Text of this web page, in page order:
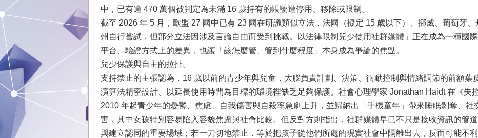
中，已有逾 470 萬個被判定為未滿 16 歲持有的帳號遭停用、移除或限制。
截至 2026 年 5 月，歐盟 27 國中已有 23 國在研議類似立法，法國（擬定 15 歲以下）、挪威、葡萄牙
州自行嘗試，但部分立法因涉及言論自由而受到挑戰。以法律限制兒少使用社群媒體」正在成為一種國
平台、驗證方式上的差異，也讓「該怎麼管、管到什麼程度」本身成為爭論的焦點。
兒少保護與自主的拉扯。
支持禁止的主張認為，16 歲以前的青少年與兒童，大腦負責計劃、決策、衝動控制與情緒調節的前額葉
演算法精密設計、以延長使用時間為目標的環境裡缺乏足夠保護。社會心理學家 Jonathan Haidt 在《失
2010 年起青少年的憂鬱、焦慮、自我傷害與自殺率急劇上升，並歸納出「手機童年」帶來睡眠剝奪、
害，其中女孩特別容易陷入容貌焦慮與社會比較。但反對方則指出，社群媒體早已不只是接收資訊的管
與建立認同的重要場域；若一刀切地禁止，等於把孩子從他們所處的現實社會中隔離出去，反而可能不利